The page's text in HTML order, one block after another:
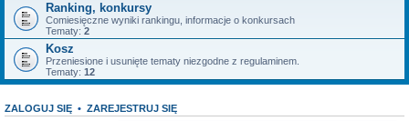
Ranking, konkursy
Comiesięczne wyniki rankingu, informacje o konkursach
Tematy: 2
Kosz
Przeniesione i usunięte tematy niezgodne z regulaminem.
Tematy: 12
ZALOGUJ SIĘ • ZAREJESTRUJ SIĘ